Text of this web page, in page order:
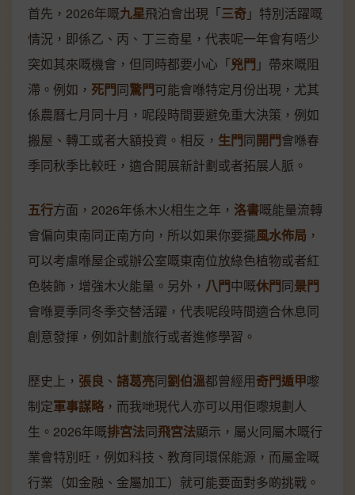
首先，2026年嘅九星飛泊會出現「三奇」特別活躍嘅
情況，即係乙、丙、丁三奇星，代表呢一年會有唔少
突如其來嘅機會，但同時都要小心「兇門 」帶來嘅阻
滯。例如， 死門同驚門可能會喺特定月份出現，尤其
係農曆七月同十月，呢段時間要避免重大決策，例如
搬屋、轉工或者大額投資。相反， 生門同開門會喺春
季同秋季比較旺，適合開展新計劃或者拓展人脈。
五行方面，2026年係木火相生之年， 洛書嘅能量流轉
會偏向東南同正南方向，所以如果你要擺風水佈局 ，
可以考慮喺屋企或辦公室嘅東南位放綠色植物或者紅
色裝飾，增強木火能量。另外， 八門中嘅休門同景門
會喺夏季同冬季交替活躍，代表呢段時間適合休息同
創意發揮，例如計劃旅行或者進修學習。
歷史上， 張良 、 諸葛亮同劉伯溫都曾經用奇門遁甲嚟
制定軍事謀略 ，而我哋現代人亦可以用佢嚟規劃人
生。2026年嘅排宮法同飛宮法顯示，屬火同屬木嘅行
業會特別旺，例如科技、教育同環保能源，而屬金嘅
行業（如金融、金屬加工）就可能要面對多啲挑戰。